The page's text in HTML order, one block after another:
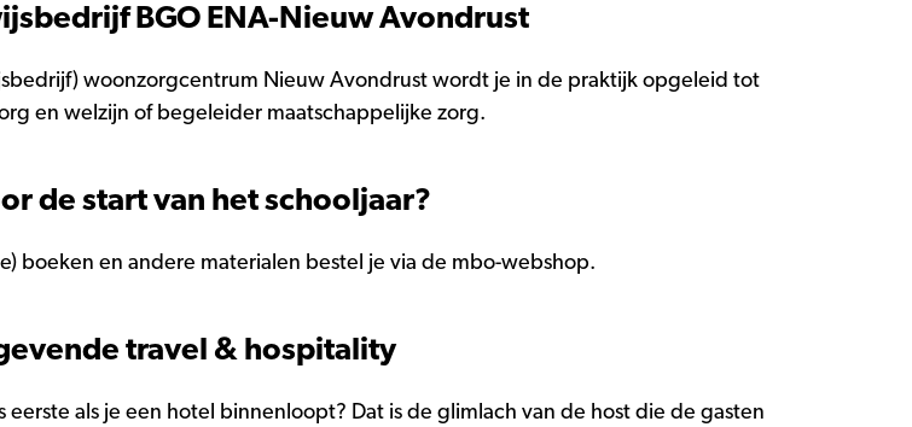
BGO ENA-Nieuw Avondrust
woonzorgcentrum Nieuw Avondrust wordt je in de praktijk opgeleid tot
en welzijn of begeleider maatschappelijke zorg.
de start van het schooljaar?
boeken en andere materialen bestel je via de mbo-webshop.
travel & hospitality
eerste als je een hotel binnenloopt? Dat is de glimlach van de host die de gasten